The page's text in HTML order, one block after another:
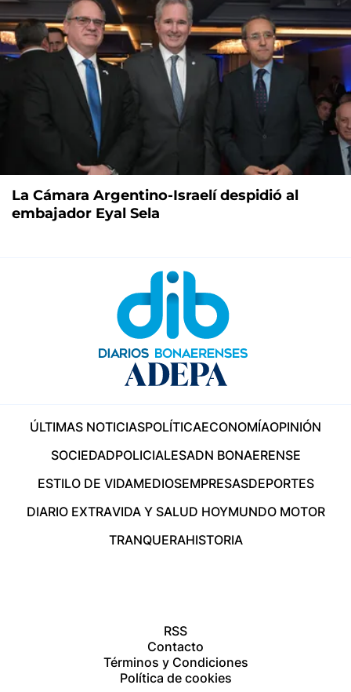
La Cámara Argentino-Israelí despidió al
embajador Eyal Sela
ÚLTIMAS NOTICIASPOLÍTICAECONOMÍAOPINIÓN
SOCIEDADPOLICIALESADN BONAERENSE
ESTILO DE VIDAMEDIOSEMPRESASDEPORTES
DIARIO EXTRAVIDA Y SALUD HOYMUNDO MOTOR
TRANQUERAHISTORIA
RSS
Contacto
Términos y Condiciones
Política de cookies